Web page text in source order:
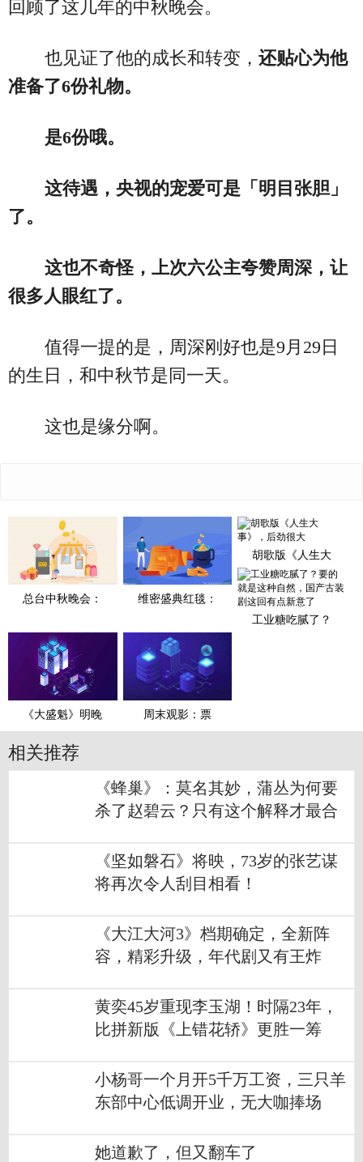
回顾了这几年的中秋晚会。
也见证了他的成长和转变， 还贴心为他
准备了6份礼物。
是6份哦。
这待遇，央视的宠爱可是「明目张胆」
了。
这也不奇怪，上次六公主夸赞周深，让
很多人眼红了。
值得一提的是，周深刚好也是9月29日
的生日，和中秋节是同一天。
这也是缘分啊。
总台中秋晚会： 维密盛典红毯：
胡歌版《人生大
工业糖吃腻了？
《大盛魁》明晚 ​周末观影：票
相关推荐
《蜂巢》：莫名其妙，蒲丛为何要
杀了赵碧云？只有这个解释才最合
《坚如磐石》将映，73岁的张艺谋
将再次令人刮目相看！
《大江大河3》档期确定，全新阵
容，精彩升级，年代剧又有王炸
黄奕45岁重现李玉湖！时隔23年，
比拼新版《上错花轿》更胜一筹
小杨哥一个月开5千万工资，三只羊
东部中心低调开业，无大咖捧场
她道歉了，但又翻车了